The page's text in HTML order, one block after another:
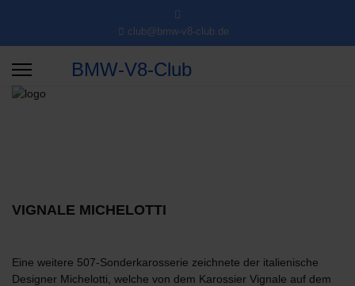
club@bmw-v8-club.de
BMW-V8-Club
VIGNALE MICHELOTTI
Eine weitere 507-Sonderkarosserie zeichnete der italienische
Designer Michelotti, welche von dem Karossier Vignale auf dem